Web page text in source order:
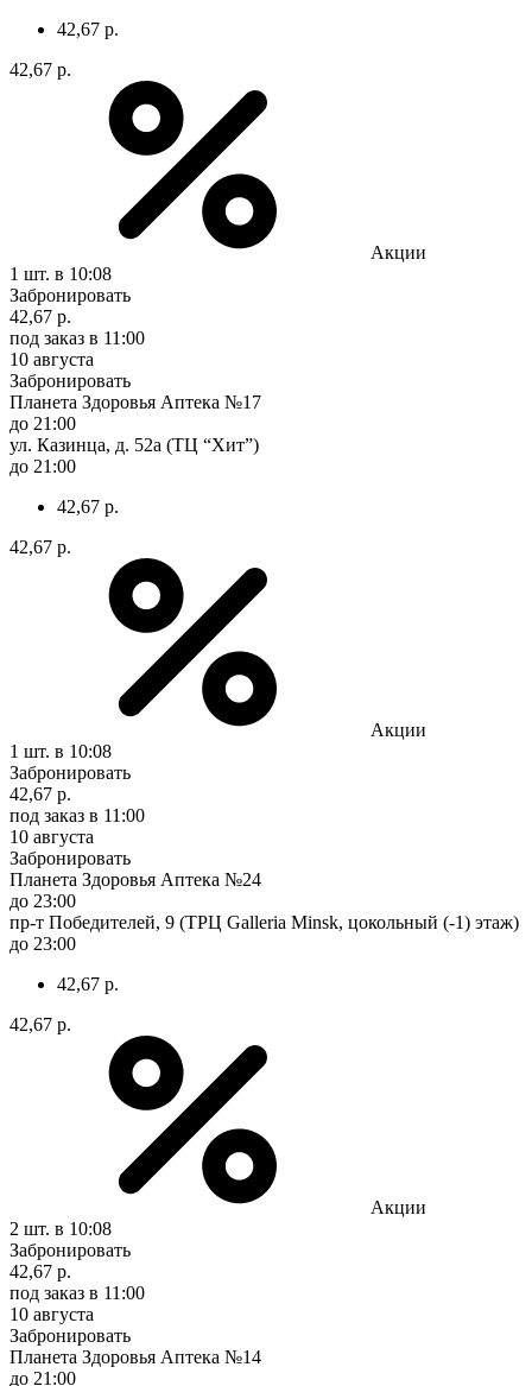
42,67 р.
42,67 р.
Акции
1 шт. в 10:08
Забронировать
42,67 р.
под заказ в 11:00
10 августа
Забронировать
Планета Здоровья Аптека №17
до 21:00
ул. Казинца, д. 52а (ТЦ “Хит”)
до 21:00
42,67 р.
42,67 р.
Акции
1 шт. в 10:08
Забронировать
42,67 р.
под заказ в 11:00
10 августа
Забронировать
Планета Здоровья Аптека №24
до 23:00
пр-т Победителей, 9 (ТРЦ Galleria Minsk, цокольный (-1) этаж)
до 23:00
42,67 р.
42,67 р.
Акции
2 шт. в 10:08
Забронировать
42,67 р.
под заказ в 11:00
10 августа
Забронировать
Планета Здоровья Аптека №14
до 21:00